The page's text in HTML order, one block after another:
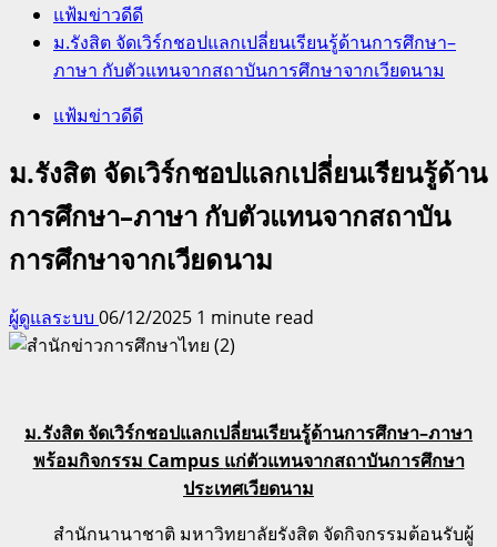
แฟ้มข่าวดีดี
ม.รังสิต จัดเวิร์กชอปแลกเปลี่ยนเรียนรู้ด้านการศึกษา–
ภาษา กับตัวแทนจากสถาบันการศึกษาจากเวียดนาม
แฟ้มข่าวดีดี
ม.รังสิต จัดเวิร์กชอปแลกเปลี่ยนเรียนรู้ด้าน
การศึกษา–ภาษา กับตัวแทนจากสถาบัน
การศึกษาจากเวียดนาม
ผู้ดูแลระบบ 06/12/2025 1 minute read
ม.รังสิต จัดเวิร์กชอปแลกเปลี่ยนเรียนรู้ด้านการศึกษา–ภาษา
พร้อมกิจกรรม Campus แก่ตัวแทนจากสถาบันการศึกษา
ประเทศเวียดนาม
สำนักนานาชาติ มหาวิทยาลัยรังสิต จัดกิจกรรมต้อนรับผู้